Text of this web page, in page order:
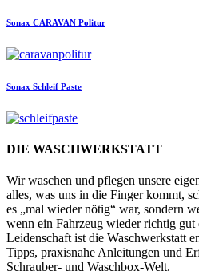
Sonax CARAVAN Politur
Sonax Schleif Paste
DIE WASCHWERKSTATT
Wir waschen und pflegen unsere
alles, was uns in die Finger kommt,
es „mal wieder nötig“ war, sondern
wenn ein Fahrzeug wieder richtig gut
Leidenschaft ist die Waschwerkstatt
Tipps, praxisnahe Anleitungen und
Schrauber- und Waschbox-Welt.